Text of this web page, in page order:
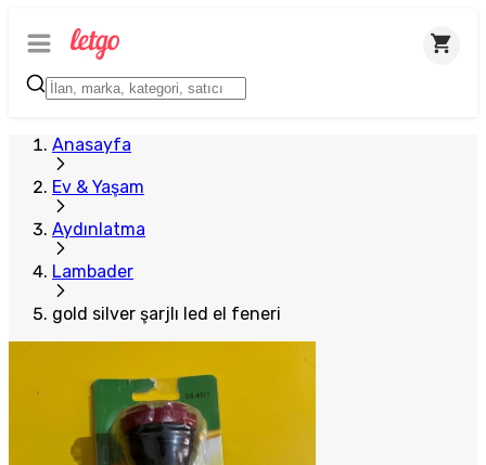
Anasayfa
Ev & Yaşam
Aydınlatma
Lambader
gold silver şarjlı led el feneri
Plus Satıcı